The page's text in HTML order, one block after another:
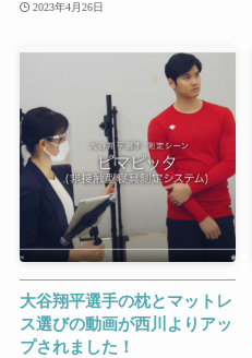
2023年4月26日
大谷翔平選手の枕とマットレ
ス選びの動画が西川よりアッ
プされました！